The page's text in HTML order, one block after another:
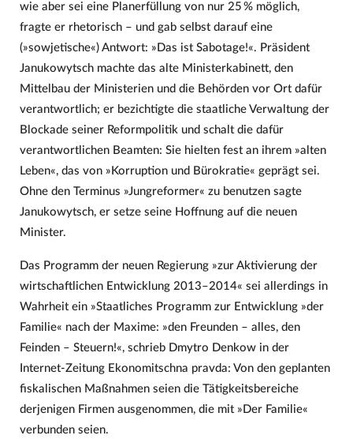
wie aber sei eine Planerfüllung von nur 25 % möglich,
fragte er rhetorisch – und gab selbst darauf eine
(»sowjetische«) Antwort: »Das ist Sabotage!«. Präsident
Janukowytsch machte das alte Ministerkabinett, den
Mittelbau der Ministerien und die Behörden vor Ort dafür
verantwortlich; er bezichtigte die staatliche Verwaltung der
Blockade seiner Reformpolitik und schalt die dafür
verantwortlichen Beamten: Sie hielten fest an ihrem »alten
Leben«, das von »Korruption und Bürokratie« geprägt sei.
Ohne den Terminus »Jungreformer« zu benutzen sagte
Janukowytsch, er setze seine Hoffnung auf die neuen
Minister.
Das Programm der neuen Regierung »zur Aktivierung der
wirtschaftlichen Entwicklung 2013–2014« sei allerdings in
Wahrheit ein »Staatliches Programm zur Entwicklung »der
Familie« nach der Maxime: »den Freunden – alles, den
Feinden – Steuern!«, schrieb Dmytro Denkow in der
Internet-Zeitung Ekonomitschna pravda: Von den geplanten
fiskalischen Maßnahmen seien die Tätigkeitsbereiche
derjenigen Firmen ausgenommen, die mit »Der Familie«
verbunden seien.